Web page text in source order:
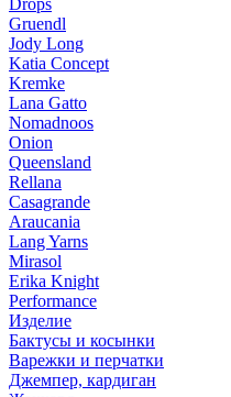
Drops
Gruendl
Jody Long
Katia Concept
Kremke
Lana Gatto
Nomadnoos
Onion
Queensland
Rellana
Casagrande
Araucania
Lang Yarns
Mirasol
Erika Knight
Performance
Изделие
Бактусы и косынки
Варежки и перчатки
Джемпер, кардиган